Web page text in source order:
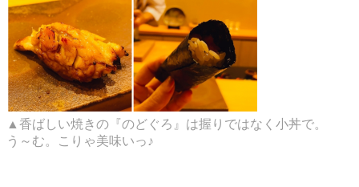
▲香ばしい焼きの『のどぐろ』は握りではなく小丼で。
う～む。こりゃ美味いっ♪